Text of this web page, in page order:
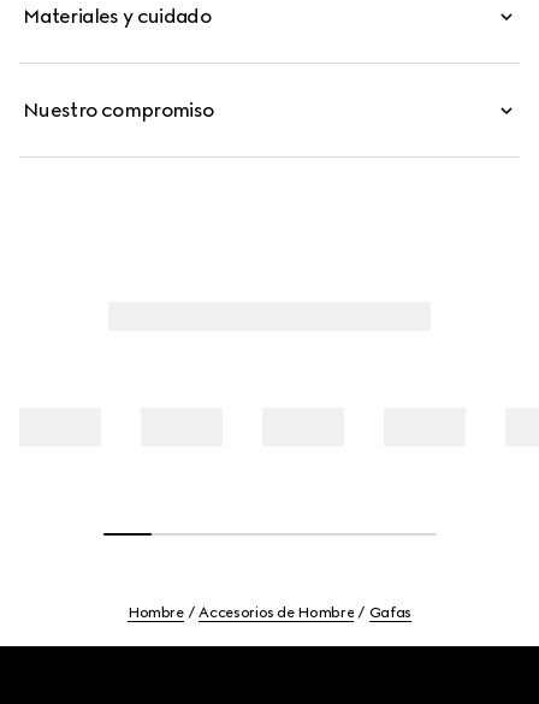
Materiales y cuidado
Nuestro compromiso
Hombre Accesorios de Hombre Gafas